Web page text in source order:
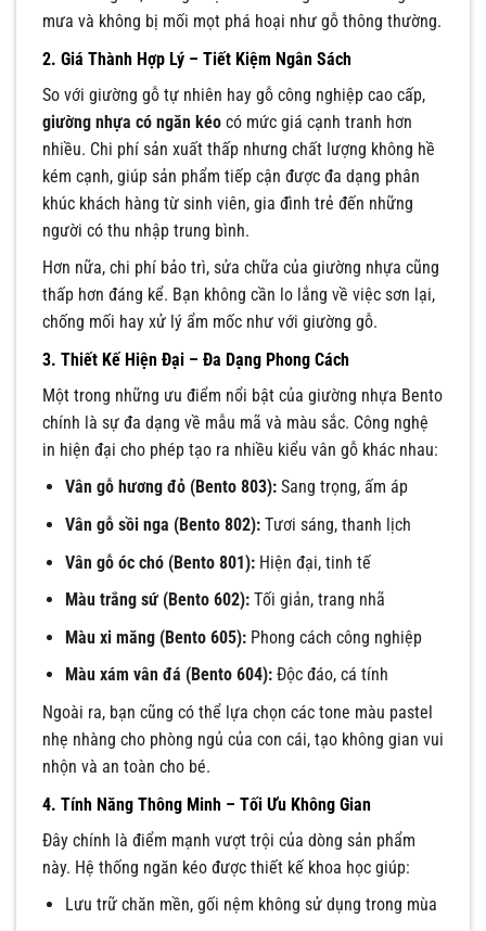
mưa và không bị mối mọt phá hoại như gỗ thông thường.
2. Giá Thành Hợp Lý – Tiết Kiệm Ngân Sách
So với giường gỗ tự nhiên hay gỗ công nghiệp cao cấp,
giường nhựa có ngăn kéo có mức giá cạnh tranh hơn
nhiều. Chi phí sản xuất thấp nhưng chất lượng không hề
kém cạnh, giúp sản phẩm tiếp cận được đa dạng phân
khúc khách hàng từ sinh viên, gia đình trẻ đến những
người có thu nhập trung bình.
Hơn nữa, chi phí bảo trì, sửa chữa của giường nhựa cũng
thấp hơn đáng kể. Bạn không cần lo lắng về việc sơn lại,
chống mối hay xử lý ẩm mốc như với giường gỗ.
3. Thiết Kế Hiện Đại – Đa Dạng Phong Cách
Một trong những ưu điểm nổi bật của giường nhựa Bento
chính là sự đa dạng về mẫu mã và màu sắc. Công nghệ
in hiện đại cho phép tạo ra nhiều kiểu vân gỗ khác nhau:
Vân gỗ hương đỏ (Bento 803):Sang trọng, ấm áp
Vân gỗ sồi nga (Bento 802):Tươi sáng, thanh lịch
Vân gỗ óc chó (Bento 801):Hiện đại, tinh tế
Màu trắng sứ (Bento 602):Tối giản, trang nhã
Màu xi măng (Bento 605):Phong cách công nghiệp
Màu xám vân đá (Bento 604):Độc đáo, cá tính
Ngoài ra, bạn cũng có thể lựa chọn các tone màu pastel
nhẹ nhàng cho phòng ngủ của con cái, tạo không gian vui
nhộn và an toàn cho bé.
4. Tính Năng Thông Minh – Tối Ưu Không Gian
Đây chính là điểm mạnh vượt trội của dòng sản phẩm
này. Hệ thống ngăn kéo được thiết kế khoa học giúp:
Lưu trữ chăn mền, gối nệm không sử dụng trong mùa